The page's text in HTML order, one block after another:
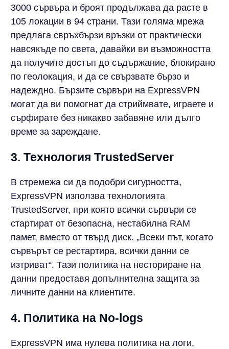
3000 сървъра и броят продължава да расте в
105 локации в 94 страни. Тази голяма мрежа
предлага свръхбързи връзки от практически
навсякъде по света, давайки ви възможността
да получите достъп до съдържание, блокирано
по геолокация, и да се свързвате бързо и
надеждно. Бързите сървъри на ExpressVPN
могат да ви помогнат да стриймвате, играете и
сърфирате без никакво забавяне или дълго
време за зареждане.
3. Технология TrustedServer
В стремежа си да подобри сигурността,
ExpressVPN използва технологията
TrustedServer, при която всички сървъри се
стартират от безопасна, нестабилна RAM
памет, вместо от твърд диск. „Всеки път, когато
сървърът се рестартира, всички данни се
изтриват“. Тази политика на несториране на
данни предоставя допълнителна защита за
личните данни на клиентите.
4. Политика на No-logs
ExpressVPN има нулева политика на логи,